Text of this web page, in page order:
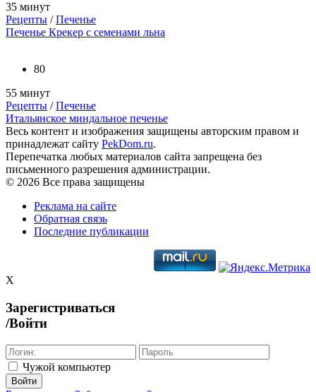
35 минут
Рецепты /Печенье
Печенье Крекер с семенами льна
80
55 минут
Рецепты /Печенье
Итальянское миндальное печенье
Весь контент и изображения защищены авторским правом и
принадлежат сайту PekDom.ru.
Перепечатка любых материалов сайта запрещена без
письменного разрешения администрации.
© 2026 Все права защищены
Реклама на сайте
Обратная связь
Последние публикации
X
Зарегистриваться
/Войти
Чужой компьютер
Войти